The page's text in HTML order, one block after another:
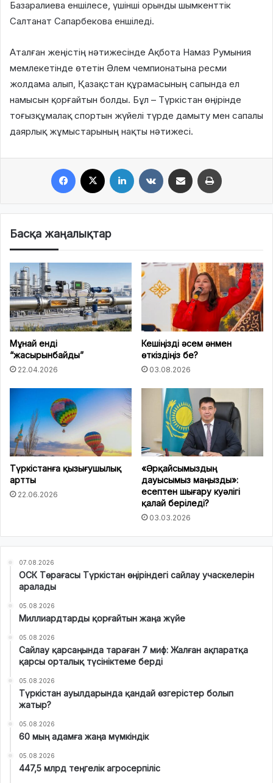
Базаралиева еншілесе, үшінші орынды шымкенттік
Салтанат Сапарбекова еншіледі.
Аталған жеңістің нәтижесінде Ақбота Намаз Румыния
мемлекетінде өтетін Әлем чемпионатына ресми
жолдама алып, Қазақстан құрамасының сапында ел
намысын қорғайтын болды. Бұл – Түркістан өңірінде
тоғызқұмалақ спортын жүйелі түрде дамыту мен сапалы
даярлық жұмыстарының нақты нәтижесі.
Басқа жаңалықтар
Мұнай енді
“жасырынбайды”
22.04.2026
Кешіңізді әсем әнмен
өткіздіңіз бе?
03.08.2026
Түркістанға қызығушылық
артты
22.06.2026
«Әрқайсымыздың
дауысымыз маңызды»:
есептен шығару куәлігі
қалай беріледі?
03.03.2026
07.08.2026
ОСК Төрағасы Түркістан өңіріндегі сайлау учаскелерін
аралады
05.08.2026
Миллиардтарды қорғайтын жаңа жүйе
05.08.2026
Сайлау қарсаңында тараған 7 миф: Жалған ақпаратқа
қарсы орталық түсініктеме берді
05.08.2026
Түркістан ауылдарында қандай өзгерістер болып
жатыр?
05.08.2026
60 мың адамға жаңа мүмкіндік
05.08.2026
447,5 млрд теңгелік агросерпіліс